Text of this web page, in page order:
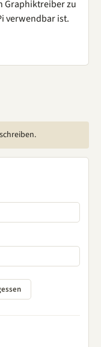
Graphiktreiber zu
verwendbar ist.